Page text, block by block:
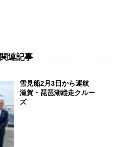
関連記事
雪見船2月3日から運航
滋賀・琵琶湖縦走クルー
ズ